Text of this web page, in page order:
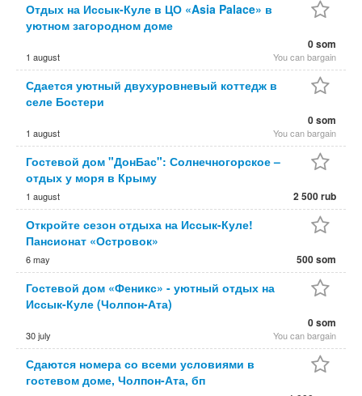
Отдых на Иссык-Куле в ЦО «Asia Palace» в
уютном загородном доме
1 august
0 som
You can bargain
Сдается уютный двухуровневый коттедж в
селе Бостери
1 august
0 som
You can bargain
Гостевой дом "ДонБас": Солнечногорское –
отдых у моря в Крыму
1 august 2 500 rub
Откройте сезон отдыха на Иссык-Куле!
Пансионат «Островок»
6 may 500 som
Гостевой дом «Феникс» - уютный отдых на
Иссык-Куле (Чолпон-Ата)
30 july
0 som
You can bargain
Сдаются номера со всеми условиями в
гостевом доме, Чолпон-Ата, бп